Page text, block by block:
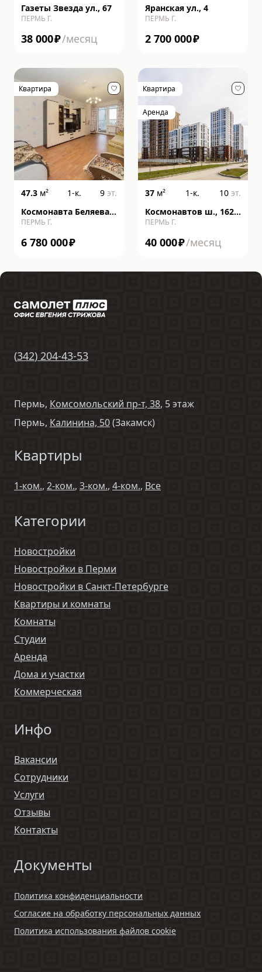
Газеты Звезда ул., 67
ПЕРМЬ Г.
38 000₽/месяц
Яранская ул., 4
ПЕРМЬ Г.
2 700 000₽
Квартира
47.3 м² 1-к. 9 эт.
Космонавта Беляева
ул., 40, к В
ПЕРМЬ Г.
6 780 000₽
Квартира
Аренда
37 м² 1-к. 10 эт.
Космонавтов ш., 162,
литера к
ПЕРМЬ Г.
40 000₽/месяц
(342) 204-43-53
Пермь, Комсомольский пр-т, 38, 5 этаж
Пермь, Калинина, 50(Закамск)
Квартиры
1-ком., 2-ком., 3-ком., 4-ком., Все
Категории
Новостройки
Новостройки в Перми
Новостройки в Санкт-Петербурге
Квартиры и комнаты
Комнаты
Студии
Аренда
Дома и участки
Коммерческая
Инфо
Вакансии
Сотрудники
Услуги
Отзывы
Контакты
Документы
Политика конфиденциальности
Согласие на обработку персональных данных
Политика использования файлов cookie